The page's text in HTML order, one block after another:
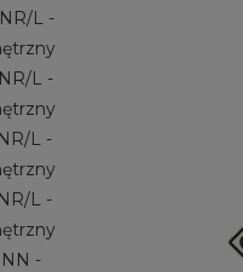
L -
L -
L -
L -
-